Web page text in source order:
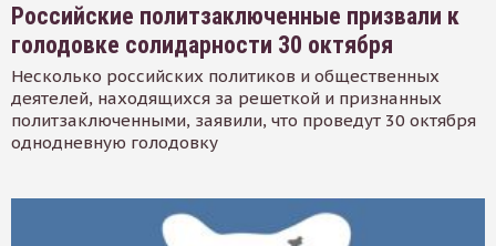
Российские политзаключенные призвали к
голодовке солидарности 30 октября
Несколько российских политиков и общественных
деятелей, находящихся за решеткой и признанных
политзаключенными, заявили, что проведут 30 октября
однодневную голодовку